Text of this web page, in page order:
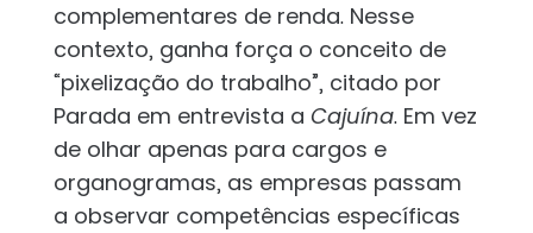
complementares de renda. Nesse
contexto, ganha força o conceito de
“pixelização do trabalho”, citado por
Parada em entrevista a Cajuína. Em vez
de olhar apenas para cargos e
organogramas, as empresas passam
a observar competências específicas